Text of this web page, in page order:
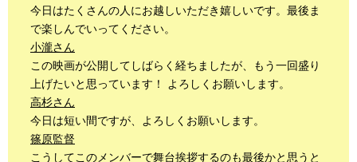
今日はたくさんの人にお越しいただき嬉しいです。最後ま
で楽しんでいってください。
小瀧さん
この映画が公開してしばらく経ちましたが、もう一回盛り
上げたいと思っています！ よろしくお願いします。
高杉さん
今日は短い間ですが、よろしくお願いします。
篠原監督
こうしてこのメンバーで舞台挨拶するのも最後かと思うと